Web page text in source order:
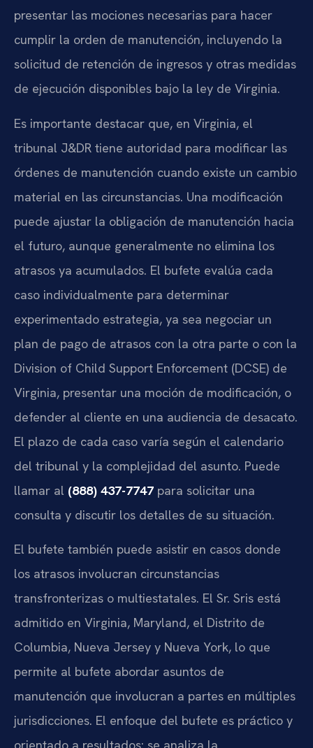
presentar las mociones necesarias para hacer
cumplir la orden de manutención, incluyendo la
solicitud de retención de ingresos y otras medidas
de ejecución disponibles bajo la ley de Virginia.
Es importante destacar que, en Virginia, el
tribunal J&DR tiene autoridad para modificar las
órdenes de manutención cuando existe un cambio
material en las circunstancias. Una modificación
puede ajustar la obligación de manutención hacia
el futuro, aunque generalmente no elimina los
atrasos ya acumulados. El bufete evalúa cada
caso individualmente para determinar
experimentado estrategia, ya sea negociar un
plan de pago de atrasos con la otra parte o con la
Division of Child Support Enforcement (DCSE) de
Virginia, presentar una moción de modificación, o
defender al cliente en una audiencia de desacato.
El plazo de cada caso varía según el calendario
del tribunal y la complejidad del asunto. Puede
llamar al (888) 437-7747 para solicitar una
consulta y discutir los detalles de su situación.
El bufete también puede asistir en casos donde
los atrasos involucran circunstancias
transfronterizas o multiestatales. El Sr. Sris está
admitido en Virginia, Maryland, el Distrito de
Columbia, Nueva Jersey y Nueva York, lo que
permite al bufete abordar asuntos de
manutención que involucran a partes en múltiples
jurisdicciones. El enfoque del bufete es práctico y